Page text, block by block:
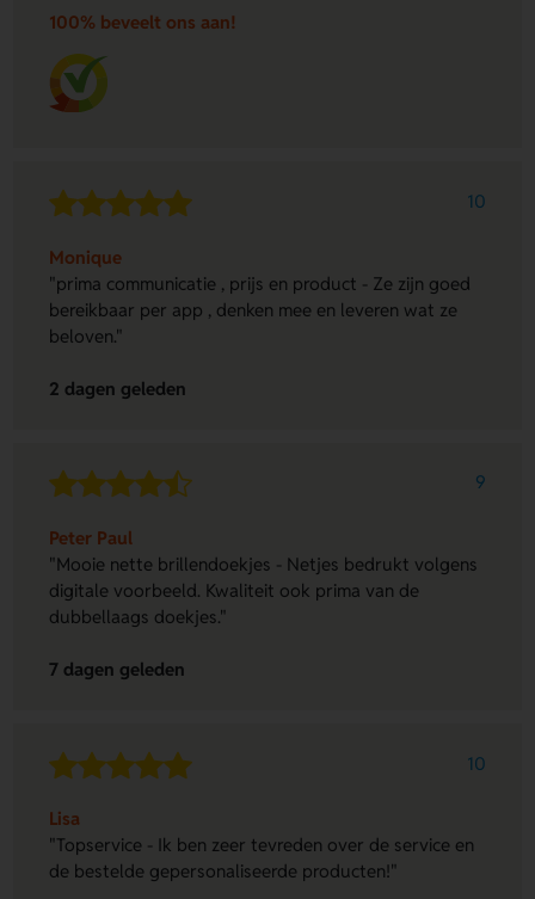
100% beveelt ons aan!
10
Monique
"prima communicatie , prijs en product - Ze zijn goed
bereikbaar per app , denken mee en leveren wat ze
beloven."
2 dagen geleden
9
Peter Paul
"Mooie nette brillendoekjes - Netjes bedrukt volgens
digitale voorbeeld. Kwaliteit ook prima van de
dubbellaags doekjes."
7 dagen geleden
10
Lisa
"Topservice - Ik ben zeer tevreden over de service en
de bestelde gepersonaliseerde producten!"